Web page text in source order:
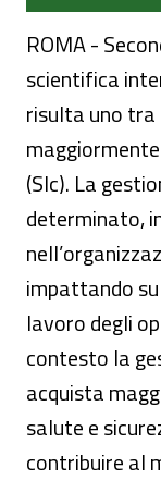
ROMA -
scientifica
risulta uno
(Slc). La
determinato,
impattando
lavoro degli
contesto la
acquista
salute e
contribuire al